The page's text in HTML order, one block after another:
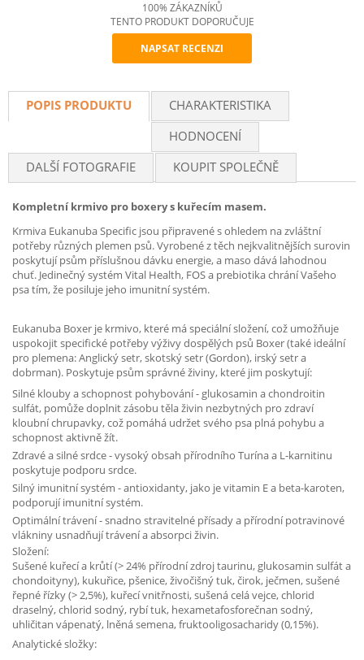
Recommend
100% ZÁKAZNÍKŮ
TENTO PRODUKT DOPORUČUJE
NAPSAT RECENZI
POPIS PRODUKTU
CHARAKTERISTIKA
HODNOCENÍ
DALŠÍ FOTOGRAFIE
KOUPIT SPOLEČNĚ
Kompletní krmivo pro boxery s kuřecím masem.
Krmiva Eukanuba Specific jsou připravené s ohledem na zvláštní
potřeby různých plemen psů. Vyrobené z těch nejkvalitnějších surovin
poskytují psům příslušnou dávku energie, a maso dává lahodnou
chuť. Jedinečný systém Vital Health, FOS a prebiotika chrání Vašeho
psa tím, že posiluje jeho imunitní systém.
Eukanuba Boxer je krmivo, které má speciální složení, což umožňuje
uspokojit specifické potřeby výživy dospělých psů Boxer (také ideální
pro plemena: Anglický setr, skotský setr (Gordon), irský setr a
dobrman). Poskytuje psům správné živiny, které jim poskytují:
Silné klouby a schopnost pohybování - glukosamin a chondroitin
sulfát, pomůže doplnit zásobu těla živin nezbytných pro zdraví
kloubní chrupavky, což pomáhá udržet svého psa plná pohybu a
schopnost aktivně žít.
Zdravé a silné srdce - vysoký obsah přírodního Turína a L-karnitinu
poskytuje podporu srdce.
Silný imunitní systém - antioxidanty, jako je vitamin E a beta-karoten,
podporují imunitní systém.
Optimální trávení - snadno stravitelné přísady a přírodní potravinové
vlákniny usnadňují trávení a absorpci živin.
Složení:
Sušené kuřecí a krůtí (> 24% přírodní zdroj taurinu, glukosamin sulfát a
chondoityny), kukuřice, pšenice, živočišný tuk, čirok, ječmen, sušené
řepné řízky (> 2,5%), kuřecí vnitřnosti, sušená celá vejce, chlorid
draselný, chlorid sodný, rybí tuk, hexametafosforečnan sodný,
uhličitan vápenatý, lněná semena, fruktooligosacharidy (0,15%).
Analytické složky: